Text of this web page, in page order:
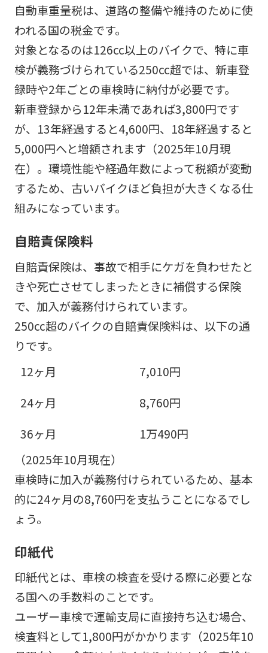
自動車重量税は、道路の整備や維持のために使
われる国の税金です。
対象となるのは126cc以上のバイクで、特に車
検が義務づけられている250cc超では、新車登
録時や2年ごとの車検時に納付が必要です。
新車登録から12年未満であれば3,800円です
が、13年経過すると4,600円、18年経過すると
5,000円へと増額されます（2025年10月現
在）。環境性能や経過年数によって税額が変動
するため、古いバイクほど負担が大きくなる仕
組みになっています。
自賠責保険料
自賠責保険は、事故で相手にケガを負わせたと
きや死亡させてしまったときに補償する保険
で、加入が義務付けられています。
250cc超のバイクの自賠責保険料は、以下の通
りです。
12ヶ月
7,010円
24ヶ月
8,760円
36ヶ月
1万490円
（2025年10月現在）
車検時に加入が義務付けられているため、基本
的に24ヶ月の8,760円を支払うことになるでし
ょう。
印紙代
印紙代とは、車検の検査を受ける際に必要とな
る国への手数料のことです。
ユーザー車検で運輸支局に直接持ち込む場合、
検査料として1,800円がかかります（2025年10